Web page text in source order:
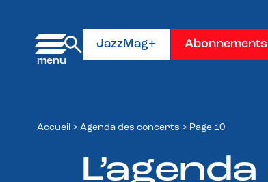
JazzMag+ Abonnements
Accueil > Agenda des concerts > Page 10
L’agenda